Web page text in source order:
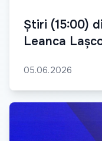
Știri (15:00)
Leanca
05.06.2026